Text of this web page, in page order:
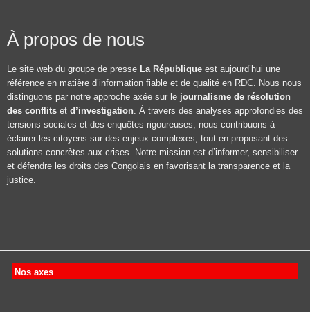
À propos de nous
Le site web du groupe de presse La République est aujourd’hui une
référence en matière d’information fiable et de qualité en RDC. Nous nous
distinguons par notre approche axée sur le journalisme de résolution
des conflits et d’investigation. À travers des analyses approfondies des
tensions sociales et des enquêtes rigoureuses, nous contribuons à
éclairer les citoyens sur des enjeux complexes, tout en proposant des
solutions concrètes aux crises. Notre mission est d’informer, sensibiliser
et défendre les droits des Congolais en favorisant la transparence et la
justice.
Nos axes